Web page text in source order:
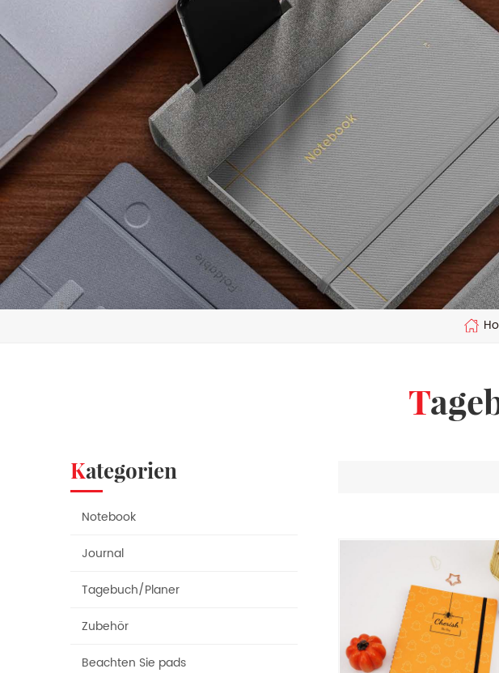
Kategorien
Notebook
Journal
Tagebuch/Planer
Zubehör
Beachten Sie pads